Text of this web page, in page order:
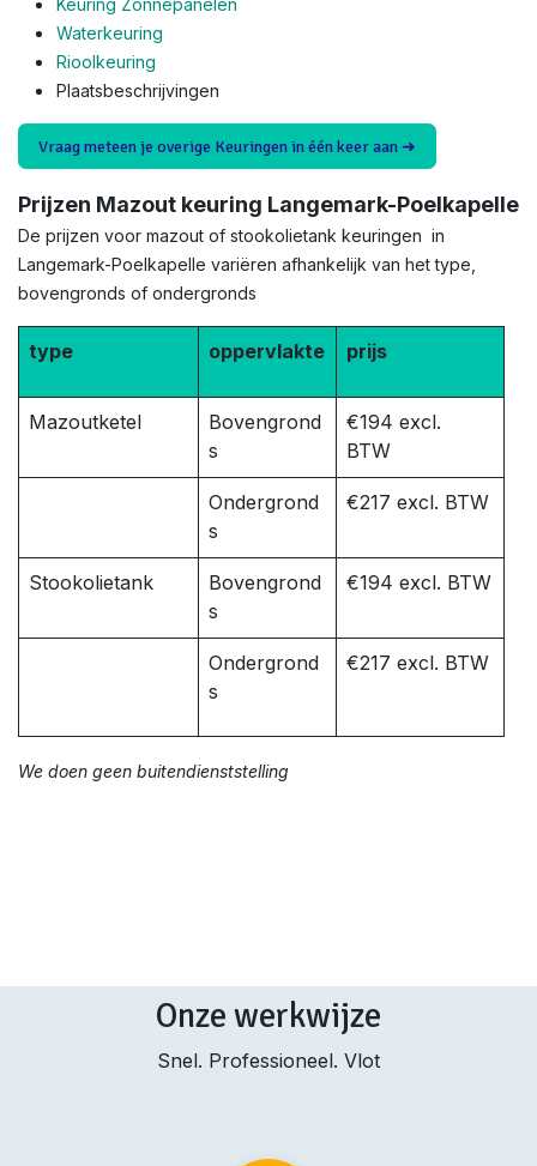
Keuring Zonnepanelen
Waterkeuring
Rioolkeuring
Plaatsbeschrijvingen
Vraag meteen je overige Keuringen in één keer aan ➜
Prijzen Mazout keuring Langemark-Poelkapelle
De prijzen voor mazout of stookolietank keuringen in
Langemark-Poelkapelle variëren afhankelijk van het type,
bovengronds of ondergronds
type oppervlakte prijs
Mazoutketel
Bovengrond
s
€194 excl.
BTW
Ondergrond
s
€217 excl. BTW
Stookolietank
Bovengrond
s
€194 excl. BTW
Ondergrond
s
€217 excl. BTW
We doen geen buitendienststelling
Onze werkwijze
Snel. Professioneel. Vlot